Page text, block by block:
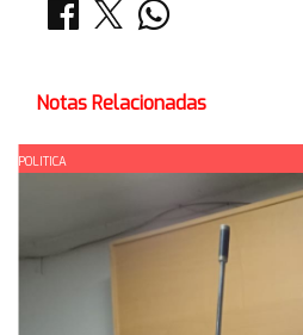
Notas Relacionadas
POLITICA